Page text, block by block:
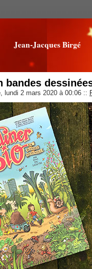
Jean-Jacques Birgé
bandes
lundi 2 mars 2020 à 00:06 ::